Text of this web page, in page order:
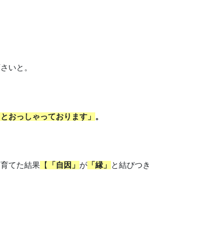
いと。
おっしゃっております」 。
てた結果 【 「 自因」 が 「縁」 と結びつき